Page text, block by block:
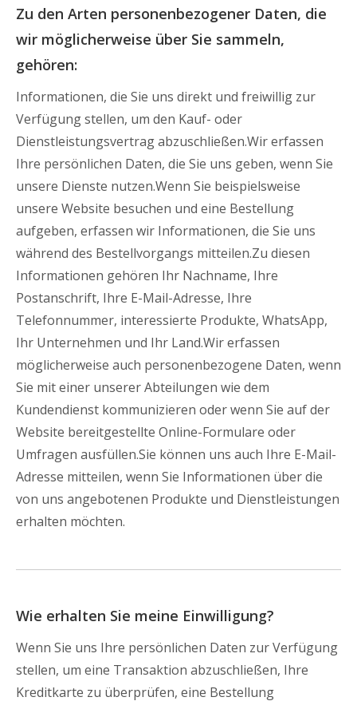
Zu den Arten personenbezogener Daten, die
wir möglicherweise über Sie sammeln,
gehören:
Informationen, die Sie uns direkt und freiwillig zur
Verfügung stellen, um den Kauf- oder
Dienstleistungsvertrag abzuschließen.Wir erfassen
Ihre persönlichen Daten, die Sie uns geben, wenn Sie
unsere Dienste nutzen.Wenn Sie beispielsweise
unsere Website besuchen und eine Bestellung
aufgeben, erfassen wir Informationen, die Sie uns
während des Bestellvorgangs mitteilen.Zu diesen
Informationen gehören Ihr Nachname, Ihre
Postanschrift, Ihre E-Mail-Adresse, Ihre
Telefonnummer, interessierte Produkte, WhatsApp,
Ihr Unternehmen und Ihr Land.Wir erfassen
möglicherweise auch personenbezogene Daten, wenn
Sie mit einer unserer Abteilungen wie dem
Kundendienst kommunizieren oder wenn Sie auf der
Website bereitgestellte Online-Formulare oder
Umfragen ausfüllen.Sie können uns auch Ihre E-Mail-
Adresse mitteilen, wenn Sie Informationen über die
von uns angebotenen Produkte und Dienstleistungen
erhalten möchten.
Wie erhalten Sie meine Einwilligung?
Wenn Sie uns Ihre persönlichen Daten zur Verfügung
stellen, um eine Transaktion abzuschließen, Ihre
Kreditkarte zu überprüfen, eine Bestellung